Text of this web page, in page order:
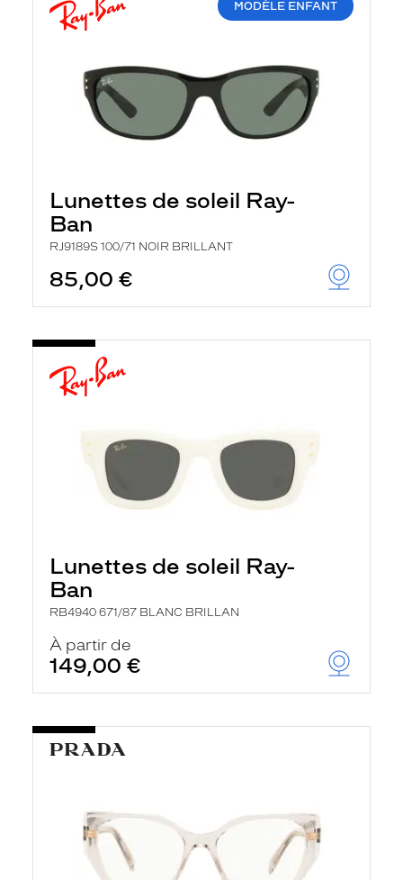
MODÈLE ENFANT
Lunettes de soleil Ray-
Ban
RJ9189S 100/71 NOIR BRILLANT
85,00 €
Lunettes de soleil Ray-
Ban
RB4940 671/87 BLANC BRILLAN
À partir de
149,00 €